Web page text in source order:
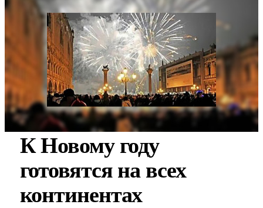
К Новому году
готовятся на всех
континентах